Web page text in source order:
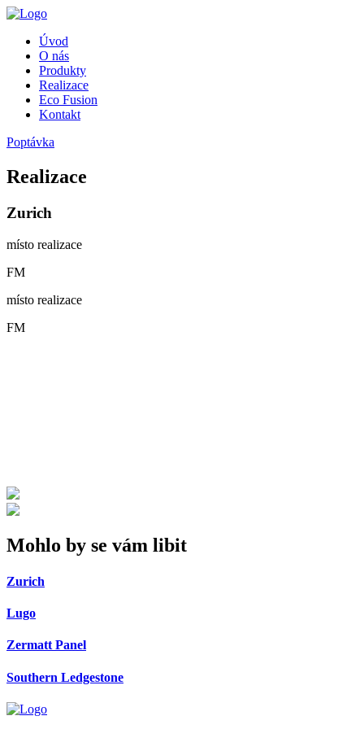
Úvod
O nás
Produkty
Realizace
Eco Fusion
Kontakt
Poptávka
Realizace
Zurich
místo realizace
FM
místo realizace
FM
Mohlo by se vám libit
Zurich
Lugo
Zermatt Panel
Southern Ledgestone